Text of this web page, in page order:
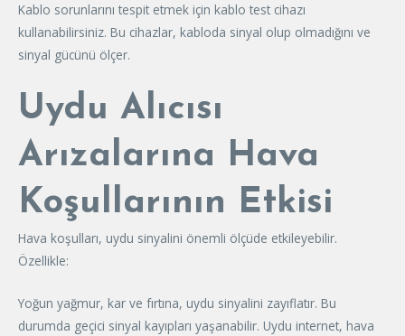
Kablo sorunlarını tespit etmek için kablo test cihazı
kullanabilirsiniz. Bu cihazlar, kabloda sinyal olup olmadığını ve
sinyal gücünü ölçer.
Uydu Alıcısı
Arızalarına Hava
Koşullarının Etkisi
Hava koşulları, uydu sinyalini önemli ölçüde etkileyebilir.
Özellikle:
Yoğun yağmur, kar ve fırtına, uydu sinyalini zayıflatır. Bu
durumda geçici sinyal kayıpları yaşanabilir. Uydu internet, hava